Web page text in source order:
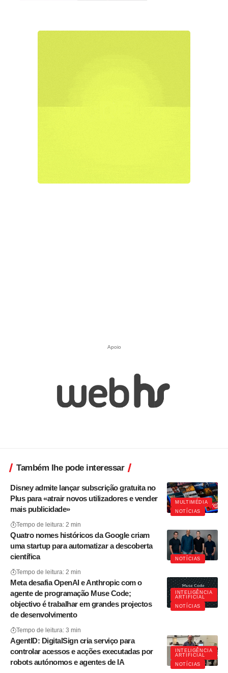
Apoio
Também lhe pode interessar
MULTIMÉDIA
NOTÍCIAS
Disney admite lançar subscrição gratuita no
Plus para «atrair novos utilizadores e vender
mais publicidade»
Tempo de leitura: 2 min
NOTÍCIAS
Quatro nomes históricos da Google criam
uma startup para automatizar a descoberta
científica
Tempo de leitura: 2 min
INTELIGÊNCIA
ARTIFICIAL
NOTÍCIAS
Meta desafia OpenAI e Anthropic com o
agente de programação Muse Code;
objectivo é trabalhar em grandes projectos
de desenvolvimento
Tempo de leitura: 3 min
INTELIGÊNCIA
ARTIFICIAL
NOTÍCIAS
AgentID: DigitalSign cria serviço para
controlar acessos e acções executadas por
robots autónomos e agentes de IA